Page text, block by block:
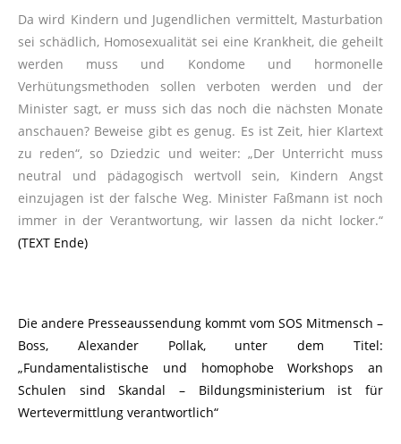
Da wird Kindern und Jugendlichen vermittelt, Masturbation
sei schädlich, Homosexualität sei eine Krankheit, die geheilt
werden muss und Kondome und hormonelle
Verhütungsmethoden sollen verboten werden und der
Minister sagt, er muss sich das noch die nächsten Monate
anschauen? Beweise gibt es genug. Es ist Zeit, hier Klartext
zu reden“, so Dziedzic und weiter: „Der Unterricht muss
neutral und pädagogisch wertvoll sein, Kindern Angst
einzujagen ist der falsche Weg. Minister Faßmann ist noch
immer in der Verantwortung, wir lassen da nicht locker.“
(TEXT Ende)
Die andere Presseaussendung kommt vom SOS Mitmensch –
Boss, Alexander Pollak, unter dem Titel:
„Fundamentalistische und homophobe Workshops an
Schulen sind Skandal – Bildungsministerium ist für
Wertevermittlung verantwortlich“